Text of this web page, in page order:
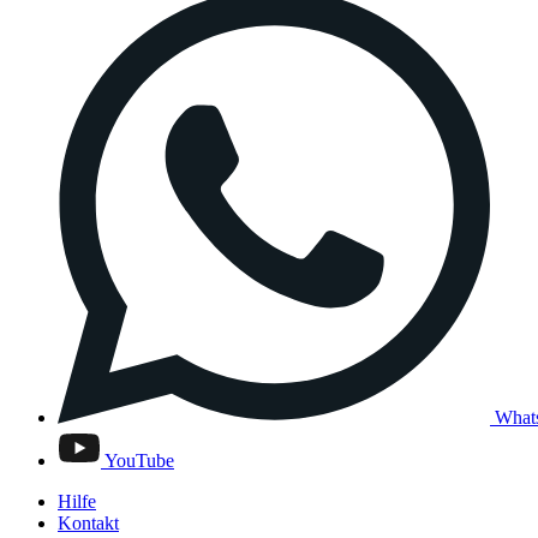
YouTube
Hilfe
Kontakt